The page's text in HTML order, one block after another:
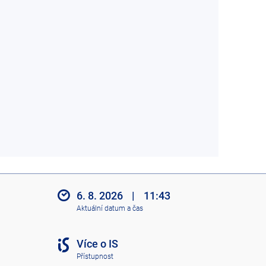
6. 8. 2026 | 11:43
Aktuální datum a čas
Více o IS
Přístupnost